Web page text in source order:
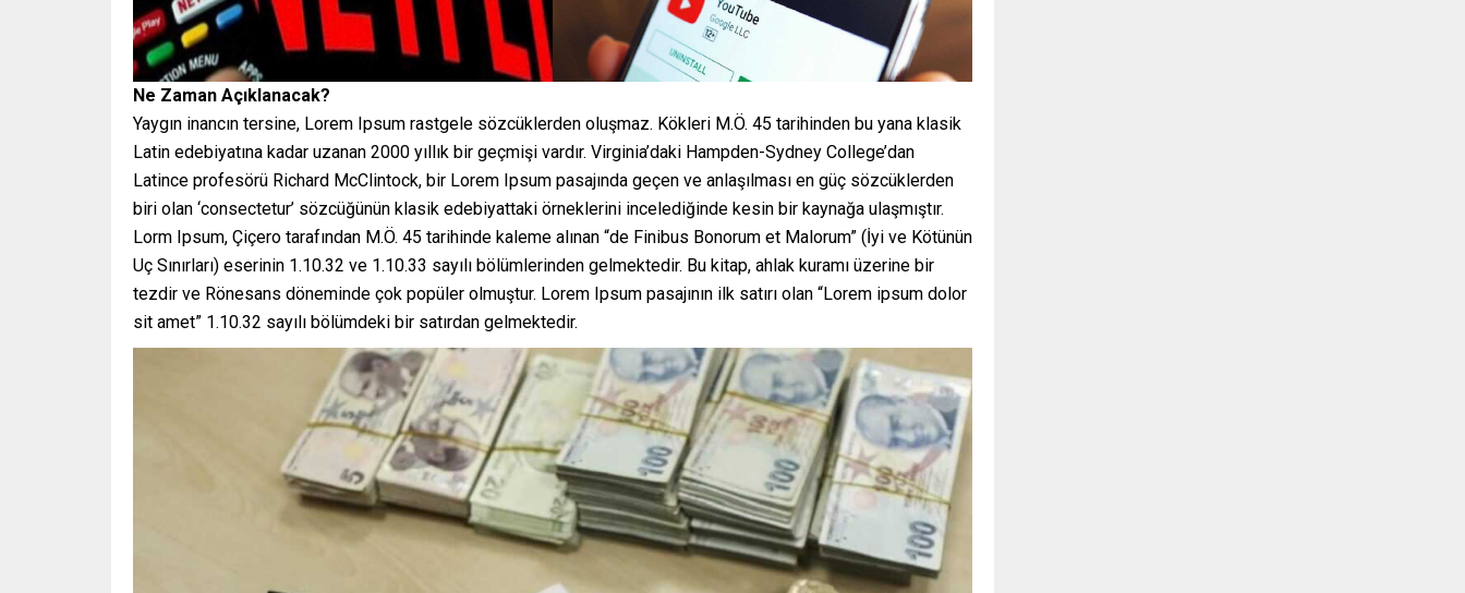
Ne Zaman Açıklanacak?
Yaygın inancın tersine, Lorem Ipsum rastgele sözcüklerden oluşmaz. Kökleri M.Ö. 45 tarihinden bu yana klasik
Latin edebiyatına kadar uzanan 2000 yıllık bir geçmişi vardır. Virginia’daki Hampden-Sydney College’dan
Latince profesörü Richard McClintock, bir Lorem Ipsum pasajında geçen ve anlaşılması en güç sözcüklerden
biri olan ‘consectetur’ sözcüğünün klasik edebiyattaki örneklerini incelediğinde kesin bir kaynağa ulaşmıştır.
Lorm Ipsum, Çiçero tarafından M.Ö. 45 tarihinde kaleme alınan “de Finibus Bonorum et Malorum” (İyi ve Kötünün
Uç Sınırları) eserinin 1.10.32 ve 1.10.33 sayılı bölümlerinden gelmektedir. Bu kitap, ahlak kuramı üzerine bir
tezdir ve Rönesans döneminde çok popüler olmuştur. Lorem Ipsum pasajının ilk satırı olan “Lorem ipsum dolor
sit amet” 1.10.32 sayılı bölümdeki bir satırdan gelmektedir.